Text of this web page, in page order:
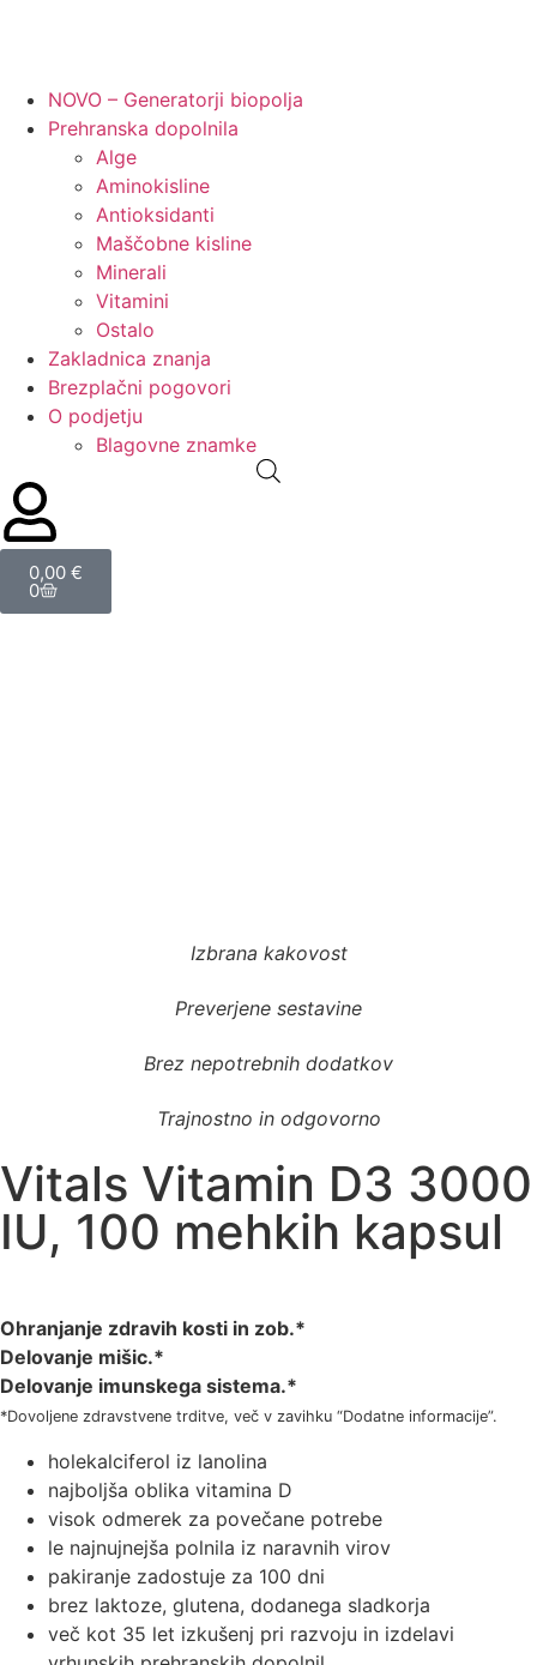
NOVO – Generatorji biopolja
Prehranska dopolnila
Alge
Aminokisline
Antioksidanti
Maščobne kisline
Minerali
Vitamini
Ostalo
Zakladnica znanja
Brezplačni pogovori
O podjetju
Blagovne znamke
0,00 €
0
Izbrana kakovost
Preverjene sestavine
Brez nepotrebnih dodatkov
Trajnostno in odgovorno
Vitals Vitamin D3 3000
IU, 100 mehkih kapsul
Ohranjanje zdravih kosti in zob.*
Delovanje mišic.*
Delovanje imunskega sistema.*
*Dovoljene zdravstvene trditve, več v zavihku “Dodatne informacije”.
holekalciferol iz lanolina
najboljša oblika vitamina D
visok odmerek za povečane potrebe
le najnujnejša polnila iz naravnih virov
pakiranje zadostuje za 100 dni
brez laktoze, glutena, dodanega sladkorja
več kot 35 let izkušenj pri razvoju in izdelavi